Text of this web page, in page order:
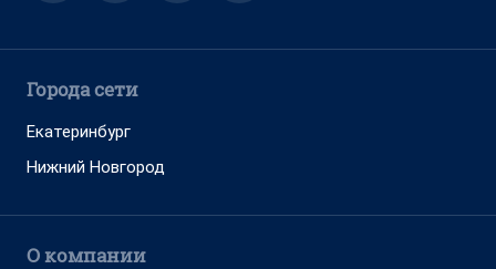
Города сети
Екатеринбург
Нижний Новгород
О компании